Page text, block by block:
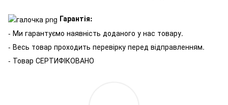
Гарантія:
- Ми гарантуємо наявність доданого у нас товару.
- Весь товар проходить перевірку перед відправленням.
- Товар СЕРТИФІКОВАНО